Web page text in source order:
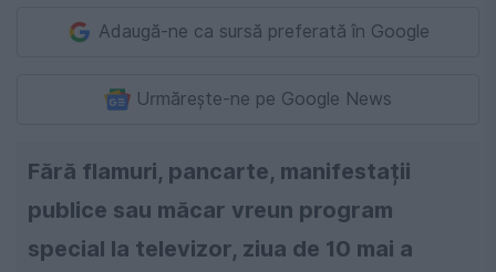
Adaugă-ne ca sursă preferată în Google
Urmărește-ne pe Google News
Fără flamuri, pancarte, manifestații
publice sau măcar vreun program
special la televizor, ziua de 10 mai a